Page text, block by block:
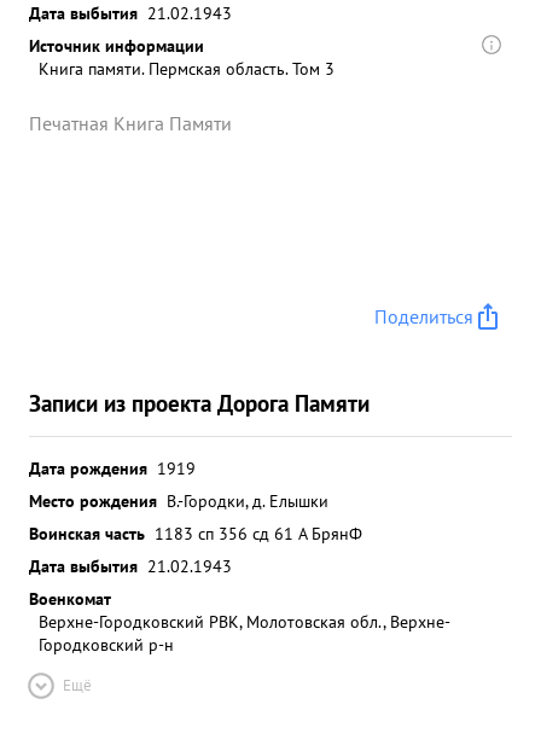
Дата выбытия 21.02.1943
Источник информации
Книга памяти. Пермская область. Том 3
Печатная Книга Памяти
Поделиться
Записи из проекта Дорога Памяти
Дата рождения 1919
Место рождения В.-Городки, д. Елышки
Воинская часть 1183 сп 356 сд 61 А БрянФ
Дата выбытия 21.02.1943
Военкомат
Верхне-Городковский РВК, Молотовская обл., Верхне-
Городковский р-н
Ещё